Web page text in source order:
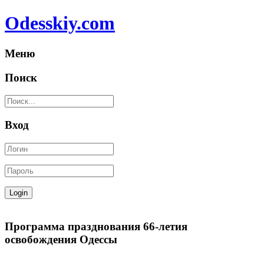
Odesskiy.com
Меню
Поиск
Вход
Программа празднования 66-летия
освобождения Одессы